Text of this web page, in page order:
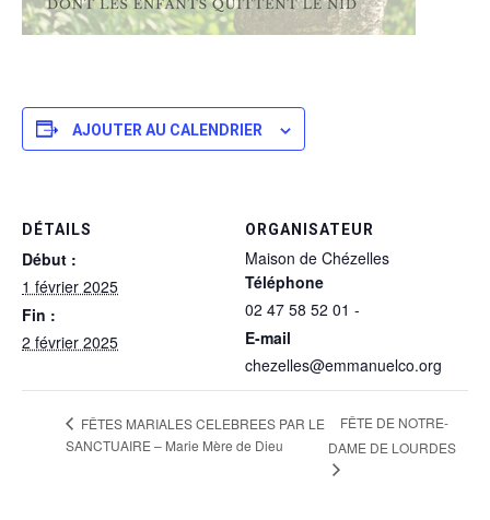
AJOUTER AU CALENDRIER
DÉTAILS
Début :
1 février 2025
Fin :
2 février 2025
ORGANISATEUR
Maison de Chézelles
Téléphone
02 47 58 52 01 -
E-mail
chezelles@emmanuelco.org
FÊTES MARIALES CELEBREES PAR LE
SANCTUAIRE – Marie Mère de Dieu
FÊTE DE NOTRE-
DAME DE LOURDES